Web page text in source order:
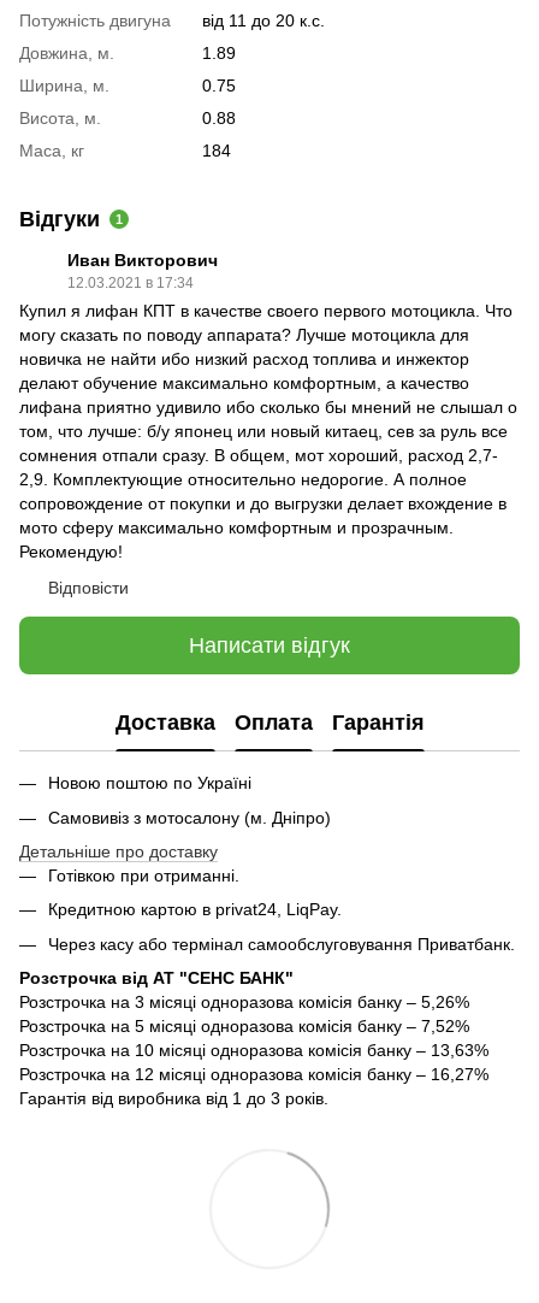
Потужність двигуна
від 11 до 20 к.с.
Довжина, м.
1.89
Ширина, м.
0.75
Висота, м.
0.88
Маса, кг
184
Відгуки 1
Иван Викторович
12.03.2021 в 17:34
Купил я лифан КПТ в качестве своего первого мотоцикла. Что
могу сказать по поводу аппарата? Лучше мотоцикла для
новичка не найти ибо низкий расход топлива и инжектор
делают обучение максимально комфортным, а качество
лифана приятно удивило ибо сколько бы мнений не слышал о
том, что лучше: б/у японец или новый китаец, сев за руль все
сомнения отпали сразу. В общем, мот хороший, расход 2,7-
2,9. Комплектующие относительно недорогие. А полное
сопровождение от покупки и до выгрузки делает вхождение в
мото сферу максимально комфортным и прозрачным.
Рекомендую!
Відповісти
Написати відгук
Доставка Оплата Гарантія
Новою поштою по Україні
Самовивіз з мотосалону (м. Дніпро)
Детальніше про доставку
Готівкою при отриманні.
Кредитною картою в privat24, LiqPay.
Через касу або термінал самообслуговування Приватбанк.
Розстрочка від АТ "СЕНС БАНК"
Розстрочка на 3 місяці одноразова комісія банку – 5,26%
Розстрочка на 5 місяці одноразова комісія банку – 7,52%
Розстрочка на 10 місяці одноразова комісія банку – 13,63%
Розстрочка на 12 місяці одноразова комісія банку – 16,27%
Гарантія від виробника від 1 до 3 років.